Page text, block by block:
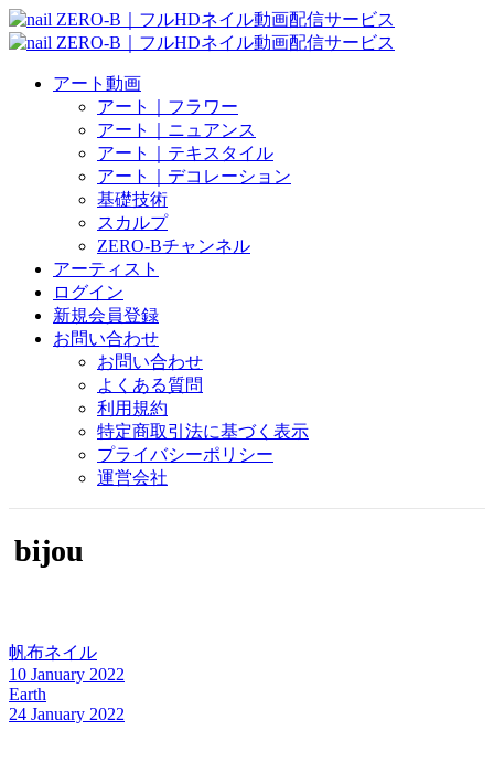
アート動画
アート｜フラワー
アート｜ニュアンス
アート｜テキスタイル
アート｜デコレーション
基礎技術
スカルプ
ZERO-Bチャンネル
アーティスト
ログイン
新規会員登録
お問い合わせ
お問い合わせ
よくある質問
利用規約
特定商取引法に基づく表示
プライバシーポリシー
運営会社
bijou
帆布ネイル
10 January 2022
Earth
24 January 2022